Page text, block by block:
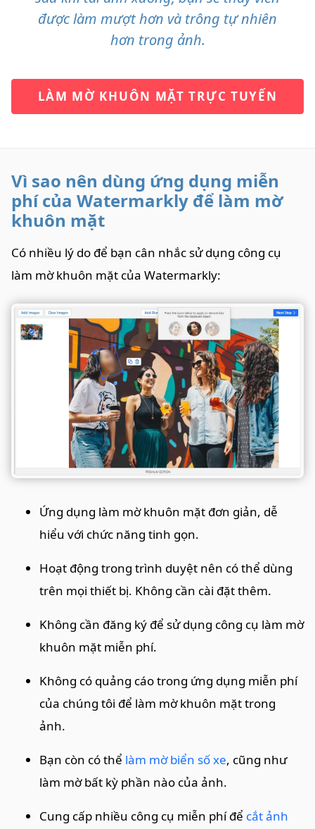
được làm mượt hơn và trông tự nhiên
hơn trong ảnh.
LÀM MỜ KHUÔN MẶT TRỰC TUYẾN
Vì sao nên dùng ứng dụng miễn
phí của Watermarkly để làm mờ
khuôn mặt
Có nhiều lý do để bạn cân nhắc sử dụng công cụ
làm mờ khuôn mặt của Watermarkly:
Ứng dụng làm mờ khuôn mặt đơn giản, dễ
hiểu với chức năng tinh gọn.
Hoạt động trong trình duyệt nên có thể dùng
trên mọi thiết bị. Không cần cài đặt thêm.
Không cần đăng ký để sử dụng công cụ làm mờ
khuôn mặt miễn phí.
Không có quảng cáo trong ứng dụng miễn phí
của chúng tôi để làm mờ khuôn mặt trong
ảnh.
Bạn còn có thể làm mờ biển số xe, cũng như
làm mờ bất kỳ phần nào của ảnh.
Cung cấp nhiều công cụ miễn phí để cắt ảnh